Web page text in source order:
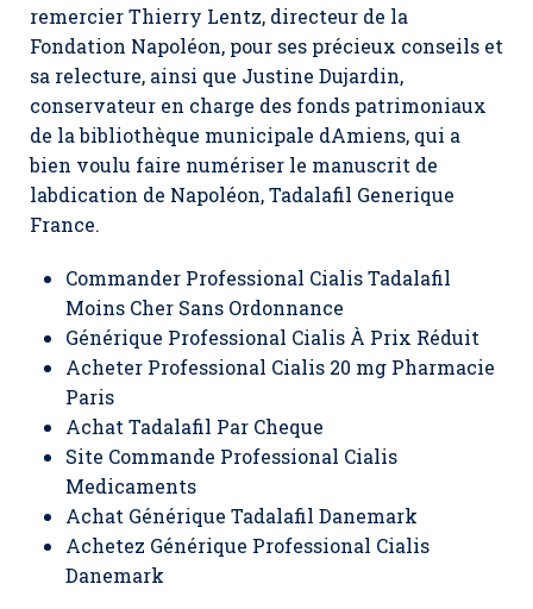
remercier Thierry Lentz, directeur de la
Fondation Napoléon, pour ses précieux conseils et
sa relecture, ainsi que Justine Dujardin,
conservateur en charge des fonds patrimoniaux
de la bibliothèque municipale dAmiens, qui a
bien voulu faire numériser le manuscrit de
labdication de Napoléon, Tadalafil Generique
France.
Commander Professional Cialis Tadalafil
Moins Cher Sans Ordonnance
Générique Professional Cialis À Prix Réduit
Acheter Professional Cialis 20 mg Pharmacie
Paris
Achat Tadalafil Par Cheque
Site Commande Professional Cialis
Medicaments
Achat Générique Tadalafil Danemark
Achetez Générique Professional Cialis
Danemark